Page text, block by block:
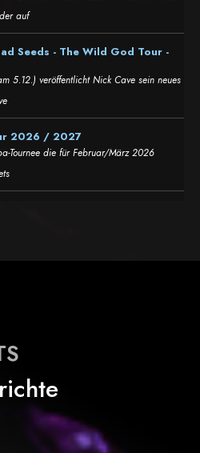
auf
Seeds - The Wild God Tour -
5.12.) veröffentlicht Nick Cave sein neues
2026 / 2027
Tournee die für Februar/März 2026